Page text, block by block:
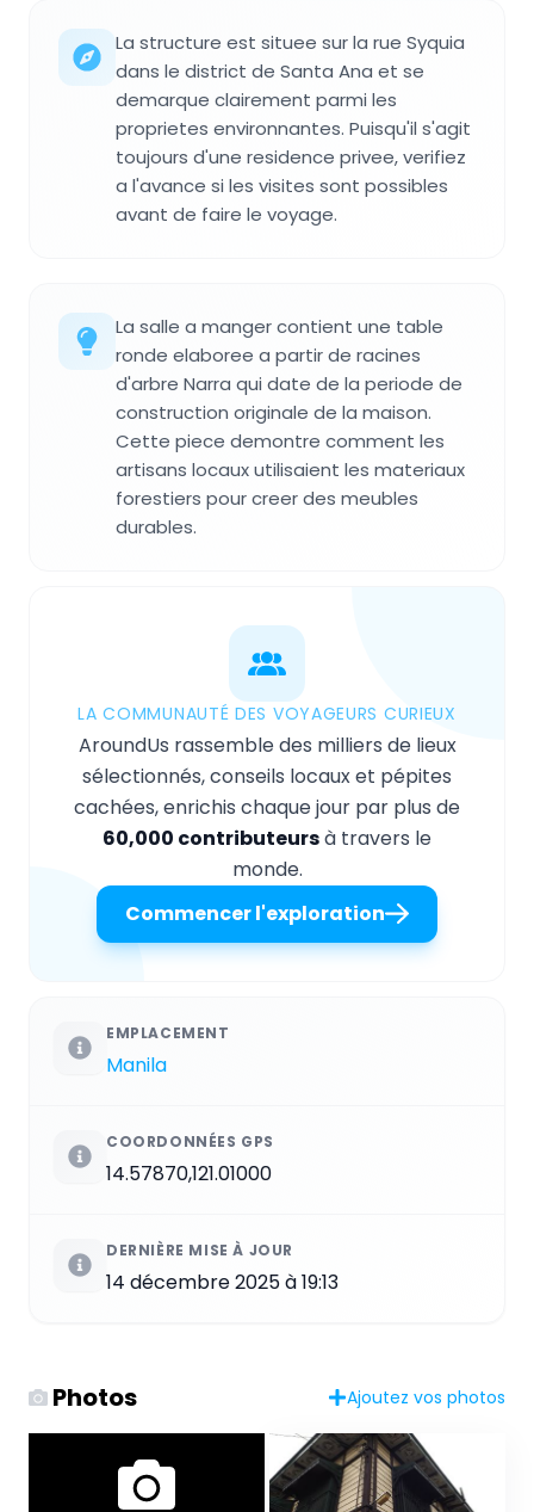
La structure est situee sur la rue Syquia
dans le district de Santa Ana et se
demarque clairement parmi les
proprietes environnantes. Puisqu'il s'agit
toujours d'une residence privee, verifiez
a l'avance si les visites sont possibles
avant de faire le voyage.
La salle a manger contient une table
ronde elaboree a partir de racines
d'arbre Narra qui date de la periode de
construction originale de la maison.
Cette piece demontre comment les
artisans locaux utilisaient les materiaux
forestiers pour creer des meubles
durables.
LA COMMUNAUTÉ DES VOYAGEURS CURIEUX
AroundUs rassemble des milliers de lieux
sélectionnés, conseils locaux et pépites
cachées, enrichis chaque jour par plus de
60,000 contributeursà travers le
monde.
Commencer l'exploration
EMPLACEMENT
Manila
COORDONNÉES GPS
14.57870,121.01000
DERNIÈRE MISE À JOUR
14 décembre 2025 à 19:13
Photos Ajoutez vos photos